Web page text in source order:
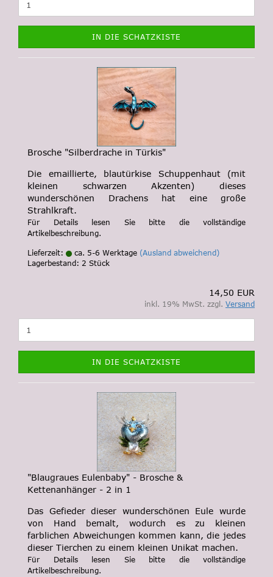
IN DIE SCHATZKISTE
Brosche "Silberdrache in Türkis"
Die emaillierte, blautürkise Schuppenhaut (mit
kleinen schwarzen Akzenten) dieses
wunderschönen Drachens hat eine große
Strahlkraft.
Für Details lesen Sie bitte die vollständige
Artikelbeschreibung.
Lieferzeit: ca. 5-6 Werktage (Ausland abweichend)
Lagerbestand: 2 Stück
14,50 EUR
inkl. 19% MwSt. zzgl. Versand
IN DIE SCHATZKISTE
"Blaugraues Eulenbaby" - Brosche &
Kettenanhänger - 2 in 1
Das Gefieder dieser wunderschönen Eule wurde
von Hand bemalt, wodurch es zu kleinen
farblichen Abweichungen kommen kann, die jedes
dieser Tierchen zu einem kleinen Unikat machen.
Für Details lesen Sie bitte die vollständige
Artikelbeschreibung.